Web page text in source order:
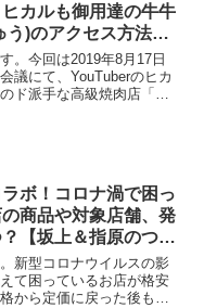
カルも御用達の牛牛
う)のアクセス方法や
はあるのか？紹介さ
ニューなど調査まと
ド派手な焼肉店が登
。今回は2019年8月17日
議にて、YouTuberのヒカ
ド派手な高級焼肉店「西
ボ！コロナ渦で困っ
商品や対象店舗、発
【坂上＆指原のつぶ
新型コロナウイルスの影
て困っているお店が格安
から定価に戻った後も買